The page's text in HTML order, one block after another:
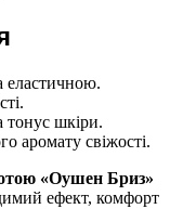
еластичною.
тонус шкіри.
аромату свіжості.
«Оушен Бриз»
ефект, комфорт